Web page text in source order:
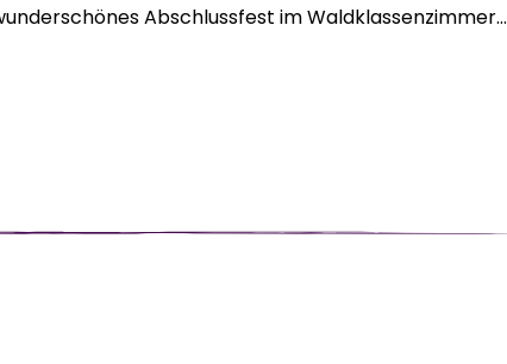
Abschlussfest im Waldklassenzimmer...